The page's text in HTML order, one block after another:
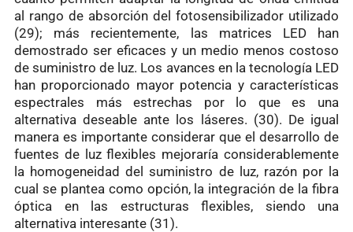
al rango de absorción del fotosensibilizador utilizado
(29); más recientemente, las matrices LED han
demostrado ser eficaces y un medio menos costoso
de suministro de luz. Los avances en la tecnología LED
han proporcionado mayor potencia y características
espectrales más estrechas por lo que es una
alternativa deseable ante los láseres. (30). De igual
manera es importante considerar que el desarrollo de
fuentes de luz flexibles mejoraría considerablemente
la homogeneidad del suministro de luz, razón por la
cual se plantea como opción, la integración de la fibra
óptica en las estructuras flexibles, siendo una
alternativa interesante (31).